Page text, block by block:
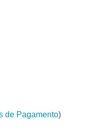
de Pagamento)